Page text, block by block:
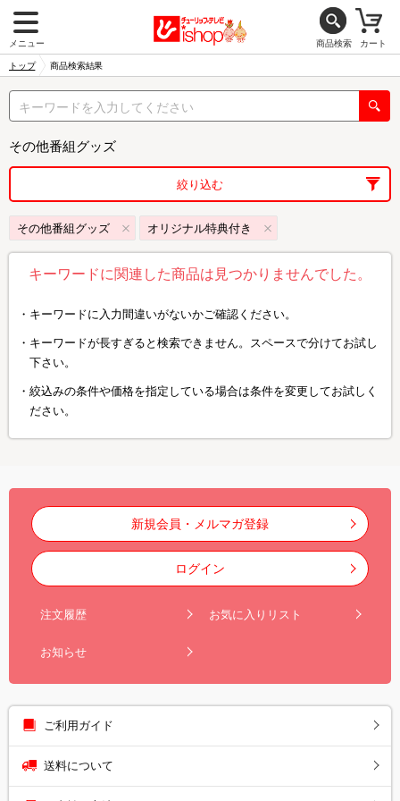
メニュー 商品検索 カート
トップ 商品検索結果
その他番組グッズ
絞り込む
その他番組グッズ オリジナル特典付き
キーワードに関連した商品は見つかりませんでした。
キーワードに入力間違いがないかご確認ください。
キーワードが長すぎると検索できません。スペースで分けてお試し
下さい。
絞込みの条件や価格を指定している場合は条件を変更してお試しく
ださい。
新規会員・メルマガ登録
ログイン
注文履歴 お気に入りリスト
お知らせ
ご利用ガイド
送料について